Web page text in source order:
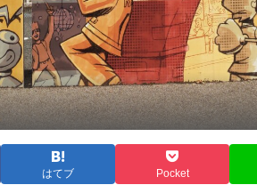
はてブ Pocket